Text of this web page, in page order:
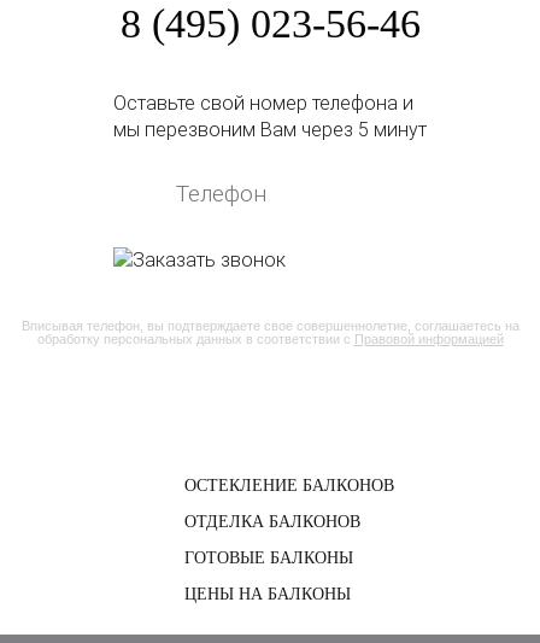
8 (495) 023-56-46
Оставьте свой номер телефона и
мы перезвоним Вам через 5 минут
Вписывая телефон, вы подтверждаете свое совершеннолетие, соглашаетесь на
обработку персональных данных в соответствии с Правовой информацией
ОСТЕКЛЕНИЕ БАЛКОНОВ
ОТДЕЛКА БАЛКОНОВ
ГОТОВЫЕ БАЛКОНЫ
ЦЕНЫ НА БАЛКОНЫ